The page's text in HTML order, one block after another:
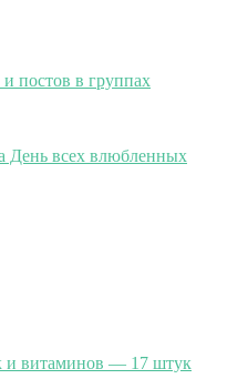
постов в группах
День всех влюбленных
и витаминов — 17 штук